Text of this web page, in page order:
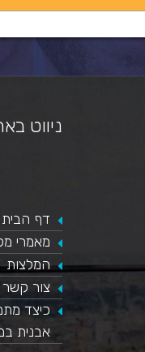
כאן מופיע חלון
ניווט
דף הבית
מאמרי
המלצות
צור קשר
כיצד
אבנית